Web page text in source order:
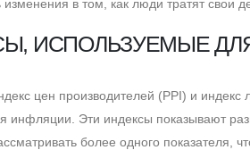
в том, как люди тратят свои
ИСПОЛЬЗУЕМЫЕ
цен производителей (PPI) и
инфляции. Эти индексы показывают
более одного показателя,